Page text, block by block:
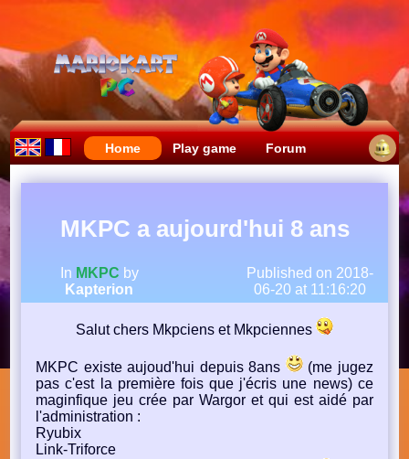
Home Play game Forum
MKPC a aujourd'hui 8 ans
In MKPC by
Kapterion
Published on 2018-
06-20 at 11:16:20
Salut chers Mkpciens et Mkpciennes
MKPC existe aujoud'hui depuis 8ans
(me jugez
pas c'est la première fois que j'écris une news) ce
maginfique jeu crée par Wargor et qui est aidé par
l'administration :
Ryubix
Link-Triforce